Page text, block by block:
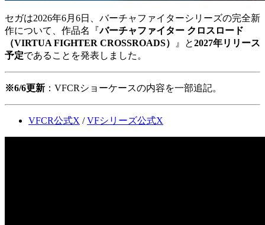
セガは2026年6月6日、バーチャファイターシリーズの完全新
作について、作品名『バーチャファイター クロスロード
（VIRTUA FIGHTER CROSSROADS）
』と2027年リリース
予定であることを発表しました。
※6/6更新 ：VFCRショーケースの内容を一部追記。
VFCR公式X /VFシリーズ公式X